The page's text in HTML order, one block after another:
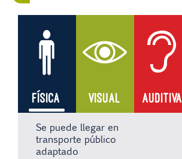
FÍSICA VISUAL AUDITIVA
Se puede llegar en
transporte público
adaptado